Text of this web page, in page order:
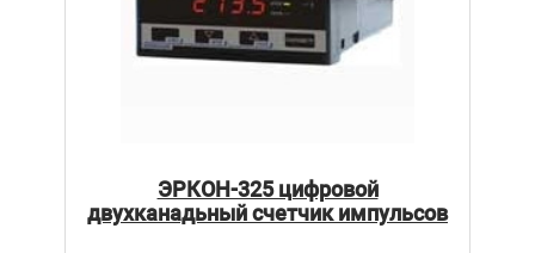
ЭРКОН-325 цифровой
двухканадьный счетчик импульсов